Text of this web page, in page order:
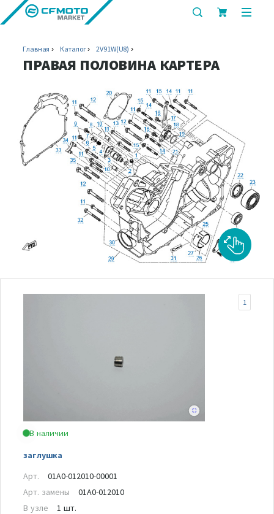
показать
поиска
Главная Каталог 2V91W(U8)
ПРАВАЯ ПОЛОВИНА КАРТЕРА
В наличии
заглушка
1
Арт.
01A0-012010-00001
Арт. замены
01A0-012010
В узле
1 шт.